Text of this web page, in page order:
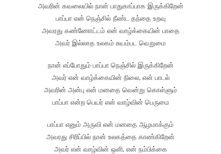
அவரின் கவலையில் நான் பாதுகாப்பாக இருக்கிறேன்
பாப்பா என் நெஞ்சில் நீண்ட தந்தை உறவு
அவரது கண்ணோட்டம் என் வாழ்க்கையின் பாதை
அவர் இல்லாத உலகம் சுயம்பட வெறுமை
நான் எப்போதும் பாப்பா நெஞ்சில் இருக்கிறேன்
அவர் என் வாழ்க்கையின் நிலை, என் பாடல்
அவரின் அன்பு என் மனதை வென்று கொள்ளும்
பாப்பா என்ற பெயர் என் வாழ்வின் பெருமை
பாப்பா எனும் அருவி என் மனதை ஆழமாக்கும்
அவரது சிரிப்பில் நான் உலகத்தை காண்கிறேன்
அவர் என் வாழ்வின் ஒளி, என் நம்பிக்கை